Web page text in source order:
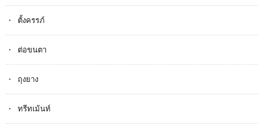
ตั้งครรภ​์
ต่อขนตา
ถุงยาง
ทรีทเม้นท์